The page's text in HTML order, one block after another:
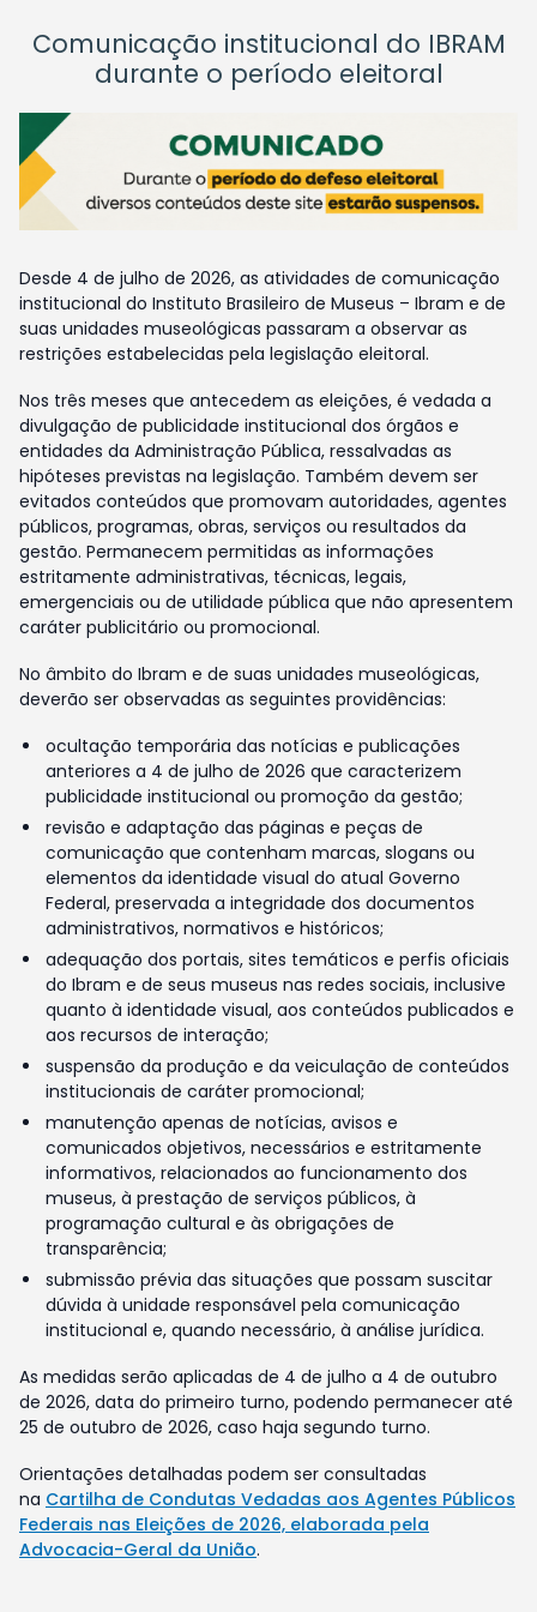
Comunicação institucional do IBRAM
durante o período eleitoral
Desde 4 de julho de 2026, as atividades de comunicação
institucional do Instituto Brasileiro de Museus – Ibram e de
suas unidades museológicas passaram a observar as
restrições estabelecidas pela legislação eleitoral.
Nos três meses que antecedem as eleições, é vedada a
divulgação de publicidade institucional dos órgãos e
entidades da Administração Pública, ressalvadas as
hipóteses previstas na legislação. Também devem ser
evitados conteúdos que promovam autoridades, agentes
públicos, programas, obras, serviços ou resultados da
gestão. Permanecem permitidas as informações
estritamente administrativas, técnicas, legais,
emergenciais ou de utilidade pública que não apresentem
caráter publicitário ou promocional.
No âmbito do Ibram e de suas unidades museológicas,
deverão ser observadas as seguintes providências:
ocultação temporária das notícias e publicações
anteriores a 4 de julho de 2026 que caracterizem
publicidade institucional ou promoção da gestão;
revisão e adaptação das páginas e peças de
comunicação que contenham marcas, slogans ou
elementos da identidade visual do atual Governo
Federal, preservada a integridade dos documentos
administrativos, normativos e históricos;
adequação dos portais, sites temáticos e perfis oficiais
do Ibram e de seus museus nas redes sociais, inclusive
quanto à identidade visual, aos conteúdos publicados e
aos recursos de interação;
suspensão da produção e da veiculação de conteúdos
institucionais de caráter promocional;
manutenção apenas de notícias, avisos e
comunicados objetivos, necessários e estritamente
informativos, relacionados ao funcionamento dos
museus, à prestação de serviços públicos, à
programação cultural e às obrigações de
transparência;
submissão prévia das situações que possam suscitar
dúvida à unidade responsável pela comunicação
institucional e, quando necessário, à análise jurídica.
As medidas serão aplicadas de 4 de julho a 4 de outubro
de 2026, data do primeiro turno, podendo permanecer até
25 de outubro de 2026, caso haja segundo turno.
Orientações detalhadas podem ser consultadas
na Cartilha de Condutas Vedadas aos Agentes Públicos
Federais nas Eleições de 2026, elaborada pela
Advocacia-Geral da União.